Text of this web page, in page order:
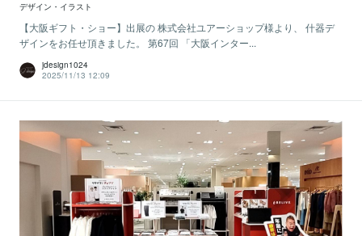
デザイン・イラスト
【大阪ギフト・ショー】出展の 株式会社ユアーショップ様より、 什器デ
ザインをお任せ頂きました。 第67回 「大阪インター...
jdesign1024
2025/11/13 12:09